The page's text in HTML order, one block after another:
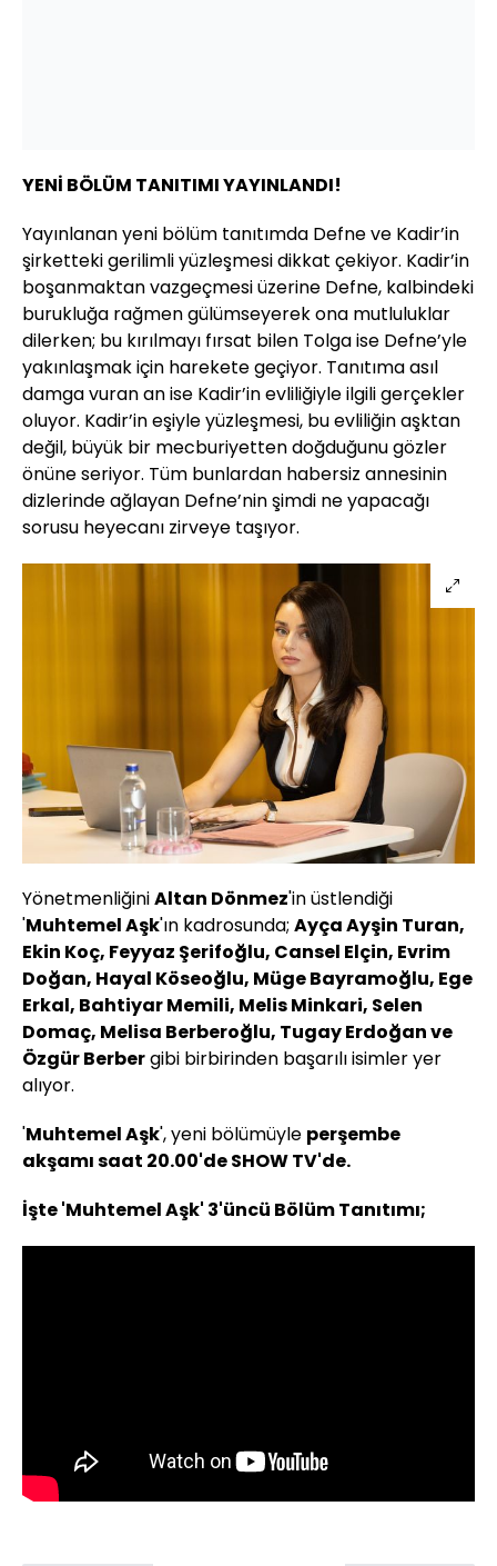
YENİ BÖLÜM TANITIMI YAYINLANDI!
Yayınlanan yeni bölüm tanıtımda Defne ve Kadir’in
şirketteki gerilimli yüzleşmesi dikkat çekiyor. Kadir’in
boşanmaktan vazgeçmesi üzerine Defne, kalbindeki
burukluğa rağmen gülümseyerek ona mutluluklar
dilerken; bu kırılmayı fırsat bilen Tolga ise Defne’yle
yakınlaşmak için harekete geçiyor. Tanıtıma asıl
damga vuran an ise Kadir’in evliliğiyle ilgili gerçekler
oluyor. Kadir’in eşiyle yüzleşmesi, bu evliliğin aşktan
değil, büyük bir mecburiyetten doğduğunu gözler
önüne seriyor. Tüm bunlardan habersiz annesinin
dizlerinde ağlayan Defne’nin şimdi ne yapacağı
sorusu heyecanı zirveye taşıyor.
YönetmenliğiniAltan Dönmez'in üstlendiği
'Muhtemel Aşk'ın kadrosunda; Ayça Ayşin Turan,
Ekin Koç, Feyyaz Şerifoğlu, Cansel Elçin, Evrim
Doğan, Hayal Köseoğlu, Müge Bayramoğlu, Ege
Erkal, Bahtiyar Memili, Melis Minkari, Selen
Domaç, Melisa Berberoğlu, Tugay Erdoğan ve
Özgür Berbergibi birbirinden başarılı isimler yer
alıyor.
'Muhtemel Aşk', yeni bölümüyle perşembe
akşamı saat 20.00'de SHOW TV'de.
İşte 'Muhtemel Aşk' 3'üncü Bölüm Tanıtımı;